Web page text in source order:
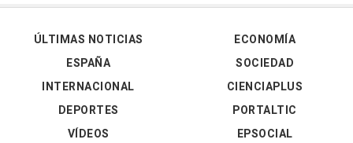
ÚLTIMAS NOTICIAS
ESPAÑA
INTERNACIONAL
DEPORTES
VÍDEOS
ECONOMÍA
SOCIEDAD
CIENCIAPLUS
PORTALTIC
EPSOCIAL